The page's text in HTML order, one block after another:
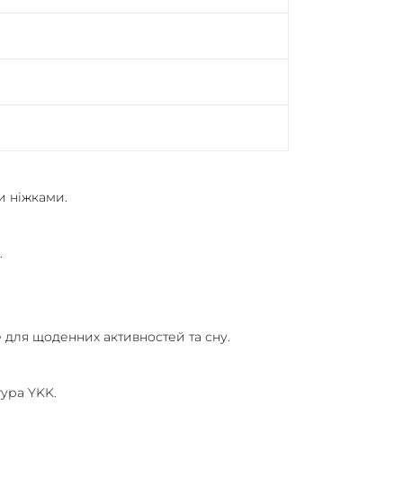
ніжками.
щоденних активностей та сну.
YKK.